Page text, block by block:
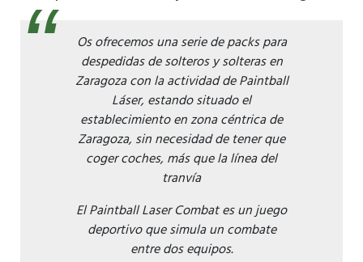
Os ofrecemos una serie de packs para
despedidas de solteros y solteras en
Zaragoza con la actividad de Paintball
Láser, estando situado el
establecimiento en zona céntrica de
Zaragoza, sin necesidad de tener que
coger coches, más que la línea del
tranvía
El Paintball Laser Combat es un juego
deportivo que simula un combate
entre dos equipos.